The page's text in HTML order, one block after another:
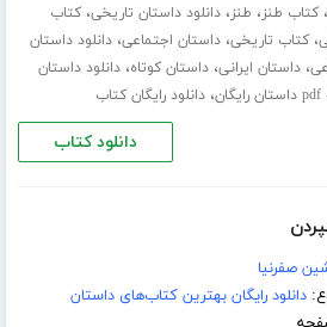
،کتاب طنز، طنز،دانلود داستان تاریخی،کتاب
،کتاب تاریخی،داستان اجتماعی،دانلود داستان
،داستان ایرانی،داستان کوتاه،دانلود داستان
pdf داستان رایگان ،دانلود رایگان کتاب
دانلود کتاب
صفرنیا
دانلود رایگان بهترین کتاب‌های داستان